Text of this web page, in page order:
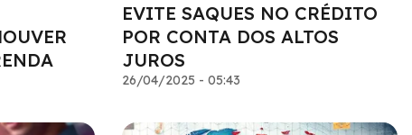
EVITE SAQUES NO CRÉDITO
POR CONTA DOS ALTOS
JUROS
26/04/2025 - 05:43